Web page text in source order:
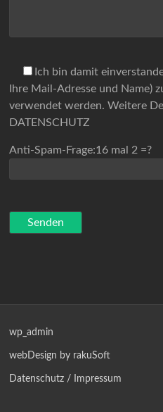
Ich bin damit
Ihre Mail-Adresse und Name)
verwendet werden. Weitere
DATENSCHUTZ
Anti-Spam-Frage:16 mal 2 =?
wp_admin
webDesign by rakuSoft
Datenschutz / Impressum